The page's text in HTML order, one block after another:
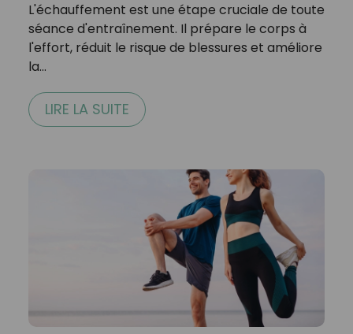
L'échauffement est une étape cruciale de toute
séance d'entraînement. Il prépare le corps à
l'effort, réduit le risque de blessures et améliore
la…
LIRE LA SUITE